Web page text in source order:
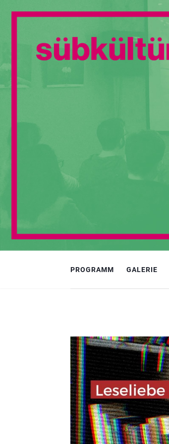
PROGRAMM GALERIE